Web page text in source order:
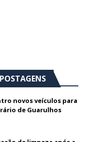
novos veículos para
de Guarulhos